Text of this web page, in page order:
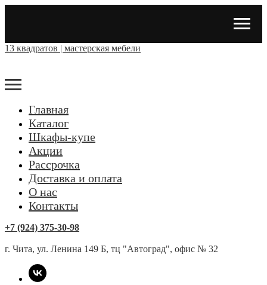
13 квадратов | мастерская мебели
Главная
Каталог
Шкафы-купе
Акции
Рассрочка
Доставка и оплата
О нас
Контакты
+7 (924) 375-30-98
г. Чита, ул. Ленина 149 Б, тц "Автоград", офис № 32